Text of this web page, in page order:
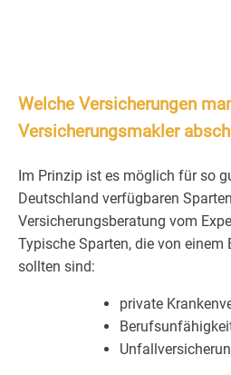
Welche Versicherungen
Versicherungsmakler
Im Prinzip ist es möglich für so
Deutschland verfügbaren
Versicherungsberatung vom
Typische Sparten, die von einem
sollten sind:
private